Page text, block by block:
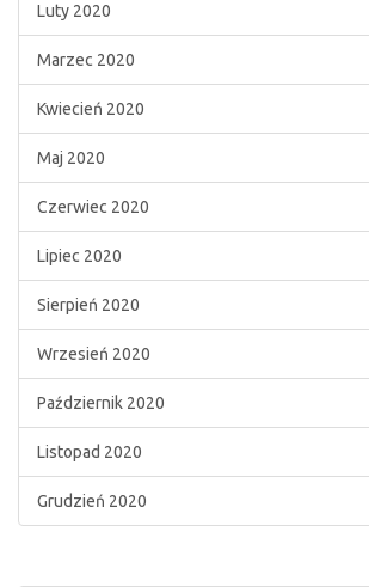
Luty 2020
Marzec 2020
Kwiecień 2020
Maj 2020
Czerwiec 2020
Lipiec 2020
Sierpień 2020
Wrzesień 2020
Październik 2020
Listopad 2020
Grudzień 2020